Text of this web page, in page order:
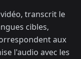
transcrit le
cibles,
aux
l'audio avec les